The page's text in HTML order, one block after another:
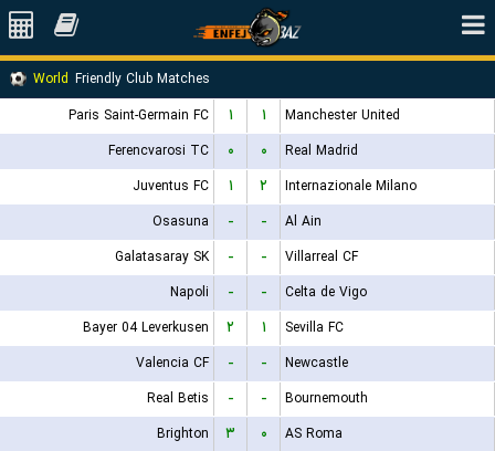
World Friendly Club Matches
Paris Saint-Germain FC
۱ ۱
Manchester United
Ferencvarosi TC
۰ ۰
Real Madrid
Juventus FC
۱ ۲
Internazionale Milano
Osasuna
- -
Al Ain
Galatasaray SK
- -
Villarreal CF
Napoli
- -
Celta de Vigo
Bayer 04 Leverkusen
۲ ۱
Sevilla FC
Valencia CF
- -
Newcastle
Real Betis
- -
Bournemouth
Brighton
۳ ۰
AS Roma